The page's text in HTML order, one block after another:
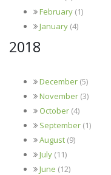
February (1)
January (4)
2018
December (5)
November (3)
October (4)
September (1)
August (9)
July (11)
June (12)